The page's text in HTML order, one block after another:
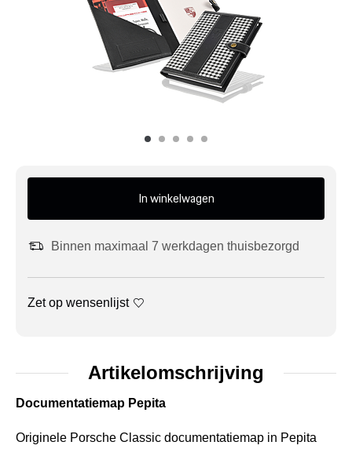
Meer Porsche
Porsche informatie
In winkelwagen
Binnen maximaal 7 werkdagen thuisbezorgd
Zet op wensenlijst
Artikelomschrijving
Documentatiemap Pepita
Originele Porsche Classic documentatiemap in Pepita